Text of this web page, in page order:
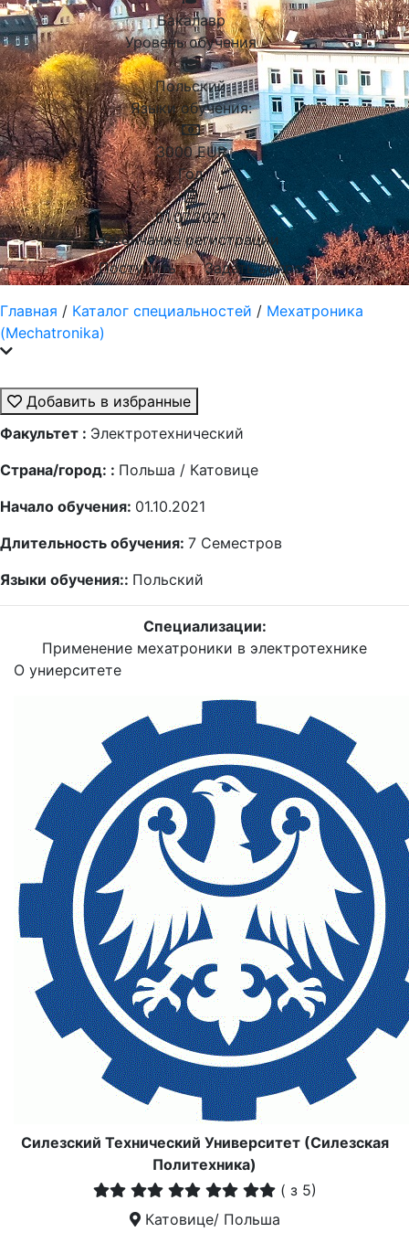
Бакалавр
Уровень обучения
Польский
Языки обучения:
3000 EUR
Год
01.07.2021
Окончание регистрации
Поступить
Задать вопрос
Главная / Каталог специальностей / Мехатроника
(Mechatronika)
Добавить в избранные
Факультет : Электротехнический
Страна/город: : Польша / Катовице
Начало обучения: 01.10.2021
Длительность обучения: 7 Семестров
Языки обучения:: Польский
Специализации:
Применение мехатроники в электротехнике
О униерситете
Силезский Технический Университет (Силезская
Политехника)
( з 5)
Катовице/ Польша